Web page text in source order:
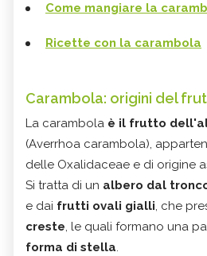
Come mangiare la
Ricette con la carambola
Carambola: origini del
La carambola è il frutto
(Averrhoa carambola),
delle Oxalidaceae e di origine
Si tratta di un albero dal
e dai frutti ovali gialli, che
creste, le quali formano una
forma di stella.